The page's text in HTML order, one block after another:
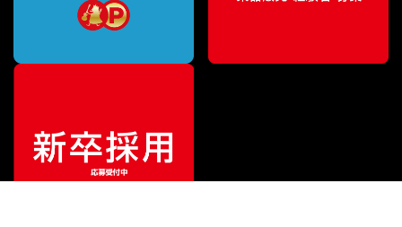
販売価格¥9,240（税込）